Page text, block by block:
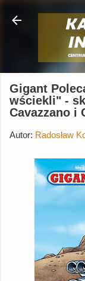
Gigant
wściekli" -
Cavazzano i
Autor: Radosław